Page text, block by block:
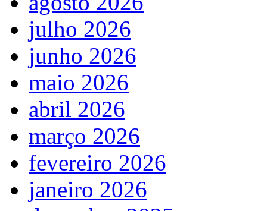
julho 2026
junho 2026
maio 2026
abril 2026
março 2026
fevereiro 2026
janeiro 2026